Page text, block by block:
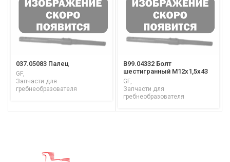
037.05083 Палец
GF
Запчасти для
гребнеобразователя
B99.04332 Болт
шестигранный М12х1,5х43
GF,
Запчасти для
гребнеобразователя